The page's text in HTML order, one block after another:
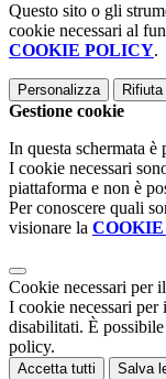
Questo sito o gli
cookie necessari al
COOKIE POLICY.
Personalizza
Gestione cookie
In questa schermata
I cookie necessari
piattaforma e non è
Per conoscere quali
visionare la
Cookie necessari per
I cookie necessari per
disabilitati. È
policy.
Accetta tutti Salva